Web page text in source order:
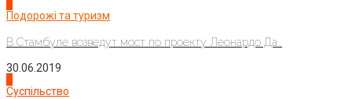
Подорожі та туризм
В Стамбуле возведут мост по проекту Леонардо Да...
30.06.2019
Суспільство